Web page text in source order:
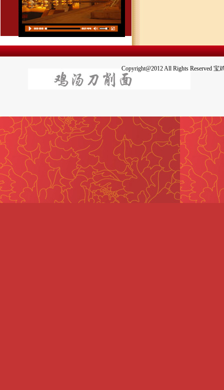
Copyright@2012 All Rights Reserved